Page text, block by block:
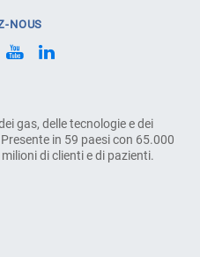
gas, delle tecnologie e dei
in 59 paesi con 65.000
di clienti e di pazienti.
NOUS